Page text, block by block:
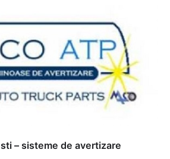
– sisteme de avertizare